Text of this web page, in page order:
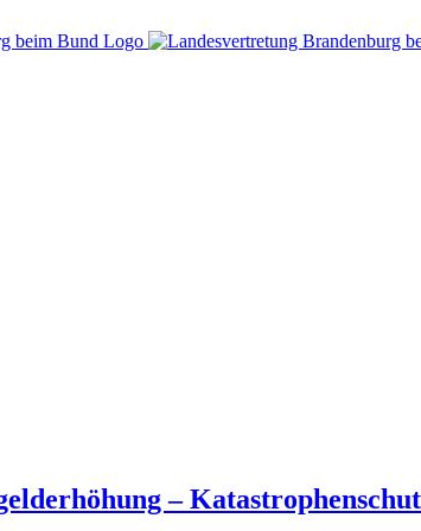
–